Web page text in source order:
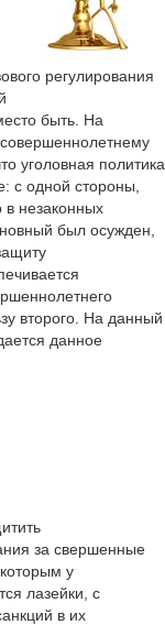
регулирования
быть. На
уголовная политика
с одной стороны,
в незаконных
был осужден,
второго. На данный
данное
за свершенные
у
лазейки, с
в их